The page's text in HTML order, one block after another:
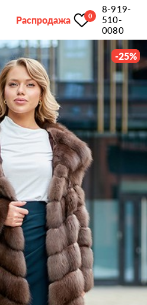
Распродажа 0
8-919-
510-
0080
-25%